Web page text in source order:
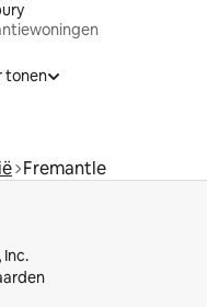
tonen
Fremantle